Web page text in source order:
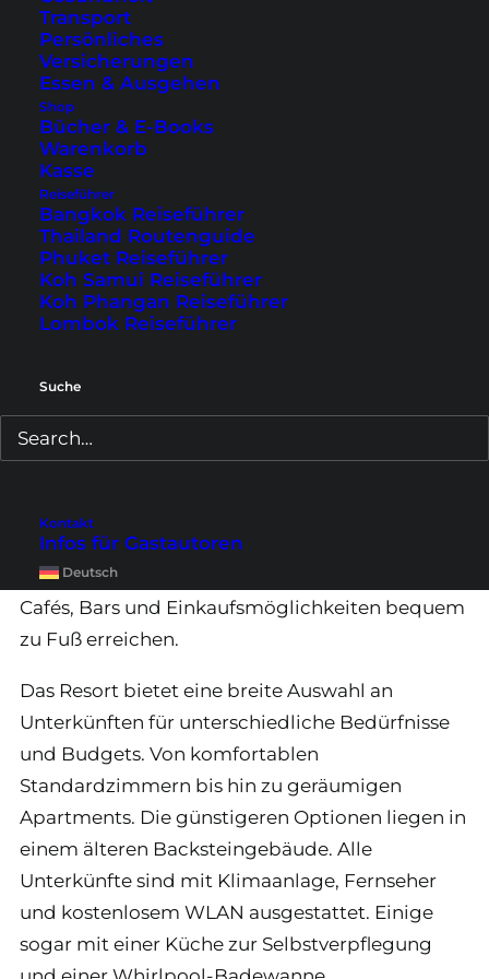
Transport
Persönliches
Versicherungen
Essen & Ausgehen
Shop
Bücher & E-Books
Warenkorb
Kasse
Reiseführer
Bangkok Reiseführer
Thailand Routenguide
Phuket Reiseführer
Koh Samui Reiseführer
Koh Phangan Reiseführer
Lombok Reiseführer
Suche
Kontakt
Infos für Gastautoren
Deutsch
Hier buchen
2. The Jetty Resort
Gebäude, Swimmingpool und Zimmer im The Jetty Resort
Das The Jetty Resort
mitten im Herzen der charmanten Küstenstadt.
Dank der zentralen Lage kannst du Restaurants,
Cafés, Bars und Einkaufsmöglichkeiten bequem
zu Fuß erreichen.
Das Resort bietet eine breite Auswahl an
Unterkünften für unterschiedliche Bedürfnisse
und Budgets. Von komfortablen
Standardzimmern bis hin zu geräumigen
Apartments. Die günstigeren Optionen liegen in
einem älteren Backsteingebäude. Alle
Unterkünfte sind mit Klimaanlage, Fernseher
und kostenlosem WLAN ausgestattet. Einige
sogar mit einer Küche zur Selbstverpflegung